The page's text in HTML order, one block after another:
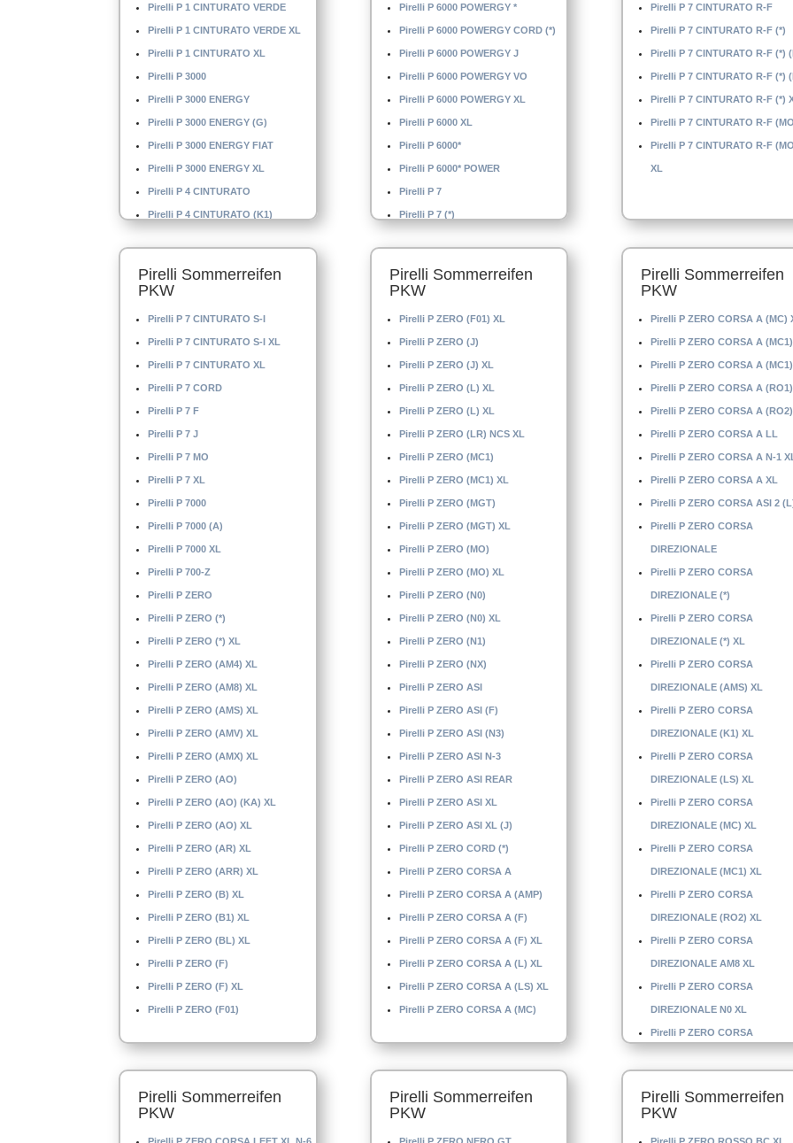
Pirelli P 1 CINTURATO VERDE
Pirelli P 1 CINTURATO VERDE XL
Pirelli P 1 CINTURATO XL
Pirelli P 3000
Pirelli P 3000 ENERGY
Pirelli P 3000 ENERGY (G)
Pirelli P 3000 ENERGY FIAT
Pirelli P 3000 ENERGY XL
Pirelli P 4 CINTURATO
Pirelli P 4 CINTURATO (K1)
Pirelli P 4000 E
Pirelli Sommerreifen
PKW
Pirelli P 7 CINTURATO S-I
Pirelli P 7 CINTURATO S-I XL
Pirelli P 7 CINTURATO XL
Pirelli P 7 CORD
Pirelli P 7 F
Pirelli P 7 J
Pirelli P 7 MO
Pirelli P 7 XL
Pirelli P 7000
Pirelli P 7000 (A)
Pirelli P 7000 XL
Pirelli P 700-Z
Pirelli P ZERO
Pirelli P ZERO (*)
Pirelli P ZERO (*) XL
Pirelli P ZERO (AM4) XL
Pirelli P ZERO (AM8) XL
Pirelli P ZERO (AMS) XL
Pirelli P ZERO (AMV) XL
Pirelli P ZERO (AMX) XL
Pirelli P ZERO (AO)
Pirelli P ZERO (AO) (KA) XL
Pirelli P ZERO (AO) XL
Pirelli P ZERO (AR) XL
Pirelli P ZERO (ARR) XL
Pirelli P ZERO (B) XL
Pirelli P ZERO (B1) XL
Pirelli P ZERO (BL) XL
Pirelli P ZERO (F)
Pirelli P ZERO (F) XL
Pirelli P ZERO (F01)
Pirelli Sommerreifen
PKW
Pirelli P 6000 POWERGY *
Pirelli P 6000 POWERGY CORD (*)
Pirelli P 6000 POWERGY J
Pirelli P 6000 POWERGY VO
Pirelli P 6000 POWERGY XL
Pirelli P 6000 XL
Pirelli P 6000*
Pirelli P 6000* POWER
Pirelli P 7
Pirelli P 7 (*)
Pirelli Sommerreifen
PKW
Pirelli P ZERO (F01) XL
Pirelli P ZERO (J)
Pirelli P ZERO (J) XL
Pirelli P ZERO (L) XL
Pirelli P ZERO (L) XL
Pirelli P ZERO (LR) NCS XL
Pirelli P ZERO (MC1)
Pirelli P ZERO (MC1) XL
Pirelli P ZERO (MGT)
Pirelli P ZERO (MGT) XL
Pirelli P ZERO (MO)
Pirelli P ZERO (MO) XL
Pirelli P ZERO (N0)
Pirelli P ZERO (N0) XL
Pirelli P ZERO (N1)
Pirelli P ZERO (NX)
Pirelli P ZERO ASI
Pirelli P ZERO ASI (F)
Pirelli P ZERO ASI (N3)
Pirelli P ZERO ASI N-3
Pirelli P ZERO ASI REAR
Pirelli P ZERO ASI XL
Pirelli P ZERO ASI XL (J)
Pirelli P ZERO CORD (*)
Pirelli P ZERO CORSA A
Pirelli P ZERO CORSA A (AMP)
Pirelli P ZERO CORSA A (F)
Pirelli P ZERO CORSA A (F) XL
Pirelli P ZERO CORSA A (L) XL
Pirelli P ZERO CORSA A (LS) XL
Pirelli P ZERO CORSA A (MC)
Pirelli Sommerreifen
PKW
Pirelli P 7 CINTURATO R-F
Pirelli P 7 CINTURATO R-F (*)
Pirelli P 7 CINTURATO R-F (*)
Pirelli P 7 CINTURATO R-F (*)
Pirelli P 7 CINTURATO R-F (*)
Pirelli P 7 CINTURATO R-F
Pirelli P 7 CINTURATO R-F
XL
Pirelli Sommerreifen
PKW
Pirelli P ZERO CORSA A (MC)
Pirelli P ZERO CORSA A (MC1)
Pirelli P ZERO CORSA A
Pirelli P ZERO CORSA A
Pirelli P ZERO CORSA A
Pirelli P ZERO CORSA A LL
Pirelli P ZERO CORSA A N-1
Pirelli P ZERO CORSA A XL
Pirelli P ZERO CORSA ASI 2
Pirelli P ZERO CORSA
DIREZIONALE
Pirelli P ZERO CORSA
DIREZIONALE (*)
Pirelli P ZERO CORSA
DIREZIONALE (*) XL
Pirelli P ZERO CORSA
DIREZIONALE (AMS) XL
Pirelli P ZERO CORSA
DIREZIONALE (K1) XL
Pirelli P ZERO CORSA
DIREZIONALE (LS) XL
Pirelli P ZERO CORSA
DIREZIONALE (MC) XL
Pirelli P ZERO CORSA
DIREZIONALE (MC1) XL
Pirelli P ZERO CORSA
DIREZIONALE (RO2) XL
Pirelli P ZERO CORSA
DIREZIONALE AM8 XL
Pirelli P ZERO CORSA
DIREZIONALE N0 XL
Pirelli P ZERO CORSA
DIREZIONALE N-6
Pirelli Sommerreifen
PKW